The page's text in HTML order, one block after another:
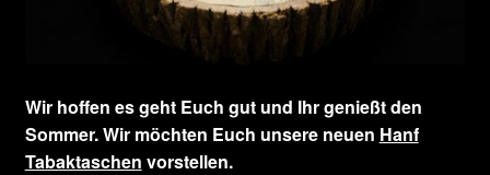
Wir hoffen es geht Euch gut und Ihr genießt den
Sommer. Wir möchten Euch unsere neuen Hanf
Tabaktaschen vorstellen.